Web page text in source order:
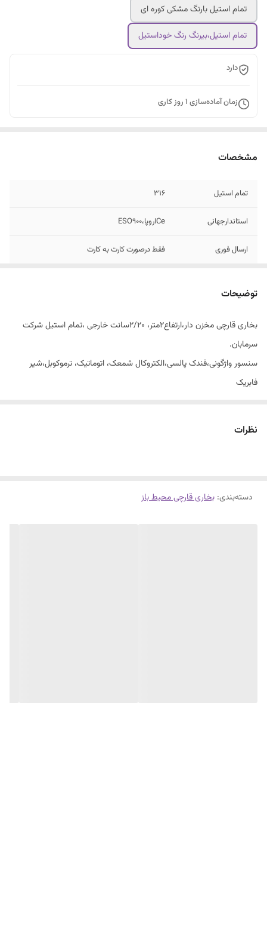
تمام استیل بارنگ مشکی کوره ای
تمام استیل،بیرنگ رنگ خوداستیل
دارد
زمان آماده‌سازی 1 روز کاری
مشخصات
تمام استیل ۳۱۶
استاندارجهانی Ceاروپا،ESO900
ارسال فوری فقط درصورت کارت به کارت
نوع سوخت گازشهر،وکپسول
توضیحات
بخاری قارچی مخزن دار،ارتفاع۲متر، ۲/۲۰سانت خارجی ،تمام استیل شرکت
سرمابان.
سنسور واژگونی،فندک پالسی،الکتروکال شمعک، اتوماتیک، ترموکوبل،شیر
فابریک
نظرات
دسته‌بندی: بخاری قارچی محیط باز